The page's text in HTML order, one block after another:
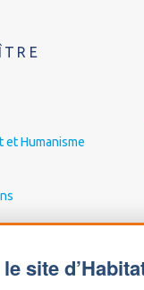
site
et Humanisme